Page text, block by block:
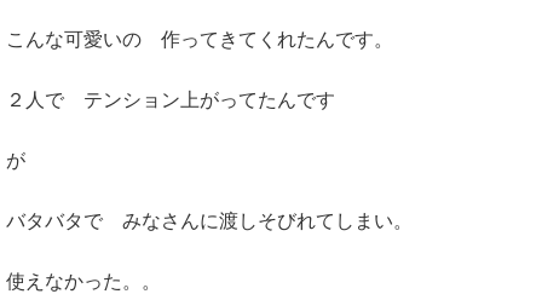
こんな可愛いの 作ってきてくれたんです。
２人で テンション上がってたんです
が
バタバタで みなさんに渡しそびれてしまい。
使えなかった。。